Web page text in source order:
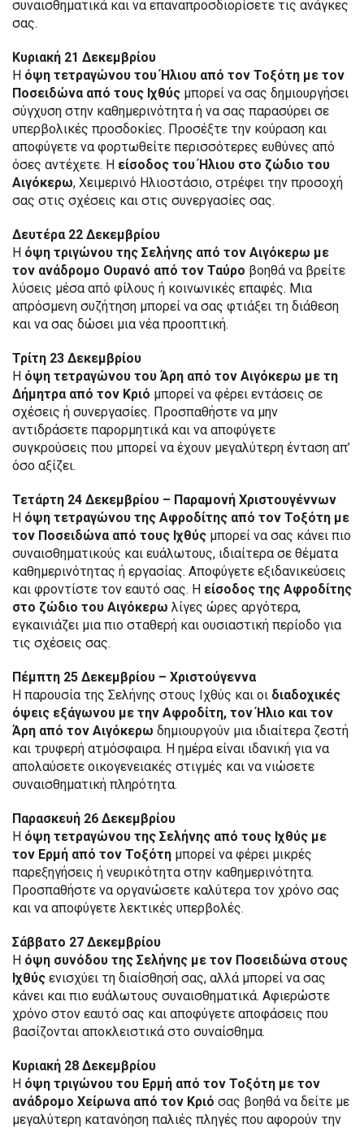
συναισθηματικά και να επαναπροσδιορίσετε τις ανάγκες
σας.
Κυριακή 21 Δεκεμβρίου
Η όψη τετραγώνου του Ήλιου από τον Τοξότη με τον
Ποσειδώνα από τους Ιχθύς μπορεί να σας δημιουργήσει
σύγχυση στην καθημερινότητα ή να σας παρασύρει σε
υπερβολικές προσδοκίες. Προσέξτε την κούραση και
αποφύγετε να φορτωθείτε περισσότερες ευθύνες από
όσες αντέχετε. Η είσοδος του Ήλιου στο ζώδιο του
Αιγόκερω, Χειμερινό Ηλιοστάσιο, στρέφει την προσοχή
σας στις σχέσεις και στις συνεργασίες σας.
Δευτέρα 22 Δεκεμβρίου
Η όψη τριγώνου της Σελήνης από τον Αιγόκερω με
τον ανάδρομο Ουρανό από τον Ταύρο βοηθά να βρείτε
λύσεις μέσα από φίλους ή κοινωνικές επαφές. Μια
απρόσμενη συζήτηση μπορεί να σας φτιάξει τη διάθεση
και να σας δώσει μια νέα προοπτική.
Τρίτη 23 Δεκεμβρίου
Η όψη τετραγώνου του Άρη από τον Αιγόκερω με τη
Δήμητρα από τον Κριό μπορεί να φέρει εντάσεις σε
σχέσεις ή συνεργασίες. Προσπαθήστε να μην
αντιδράσετε παρορμητικά και να αποφύγετε
συγκρούσεις που μπορεί να έχουν μεγαλύτερη ένταση απ’
όσο αξίζει.
Τετάρτη 24 Δεκεμβρίου – Παραμονή Χριστουγέννων
Η όψη τετραγώνου της Αφροδίτης από τον Τοξότη με
τον Ποσειδώνα από τους Ιχθύς μπορεί να σας κάνει πιο
συναισθηματικούς και ευάλωτους, ιδιαίτερα σε θέματα
καθημερινότητας ή εργασίας. Αποφύγετε εξιδανικεύσεις
και φροντίστε τον εαυτό σας. Η είσοδος της Αφροδίτης
στο ζώδιο του Αιγόκερω λίγες ώρες αργότερα,
εγκαινιάζει μια πιο σταθερή και ουσιαστική περίοδο για
τις σχέσεις σας.
Πέμπτη 25 Δεκεμβρίου – Χριστούγεννα
Η παρουσία της Σελήνης στους Ιχθύς και οι διαδοχικές
όψεις εξάγωνου με την Αφροδίτη, τον Ήλιο και τον
Άρη από τον Αιγόκερω δημιουργούν μια ιδιαίτερα ζεστή
και τρυφερή ατμόσφαιρα. Η ημέρα είναι ιδανική για να
απολαύσετε οικογενειακές στιγμές και να νιώσετε
συναισθηματική πληρότητα.
Παρασκευή 26 Δεκεμβρίου
Η όψη τετραγώνου της Σελήνης από τους Ιχθύς με
τον Ερμή από τον Τοξότη μπορεί να φέρει μικρές
παρεξηγήσεις ή νευρικότητα στην καθημερινότητα.
Προσπαθήστε να οργανώσετε καλύτερα τον χρόνο σας
και να αποφύγετε λεκτικές υπερβολές.
Σάββατο 27 Δεκεμβρίου
Η όψη συνόδου της Σελήνης με τον Ποσειδώνα στους
Ιχθύς ενισχύει τη διαίσθησή σας, αλλά μπορεί να σας
κάνει και πιο ευάλωτους συναισθηματικά. Αφιερώστε
χρόνο στον εαυτό σας και αποφύγετε αποφάσεις που
βασίζονται αποκλειστικά στο συναίσθημα.
Κυριακή 28 Δεκεμβρίου
Η όψη τριγώνου του Ερμή από τον Τοξότη με τον
ανάδρομο Χείρωνα από τον Κριό σας βοηθά να δείτε με
μεγαλύτερη κατανόηση παλιές πληγές που αφορούν την